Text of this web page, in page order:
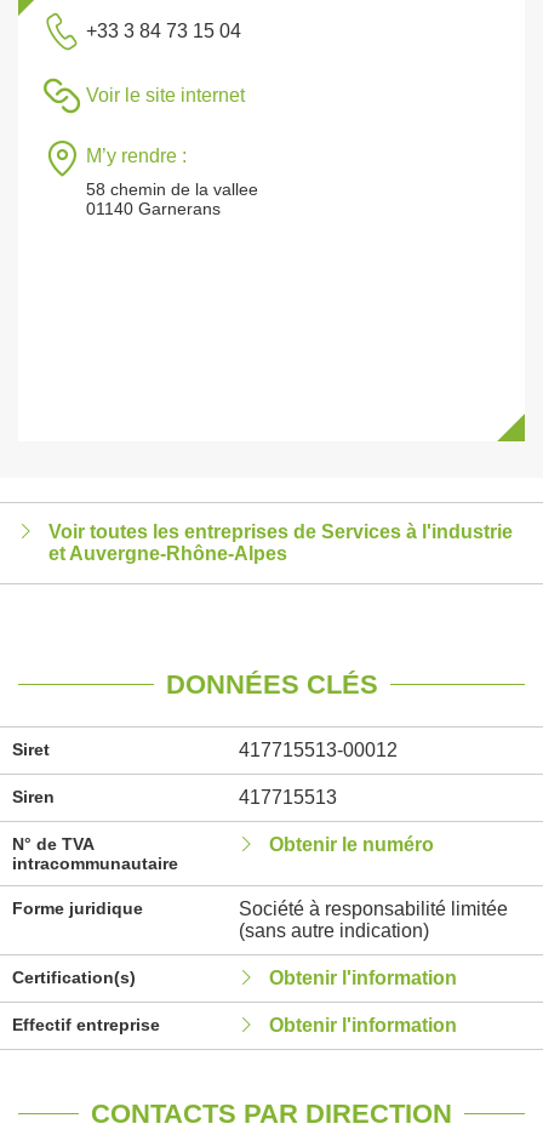
+33 3 84 73 15 04
Voir le site internet
M’y rendre :
58 chemin de la vallee
01140 Garnerans
Voir toutes les entreprises de Services à l'industrie
et Auvergne-Rhône-Alpes
DONNÉES CLÉS
Siret 417715513-00012
Siren 417715513
N° de TVA
intracommunautaire
Obtenir le numéro
Forme juridique
Société à responsabilité limitée
(sans autre indication)
Certification(s) Obtenir l'information
Effectif entreprise Obtenir l'information
CONTACTS PAR DIRECTION